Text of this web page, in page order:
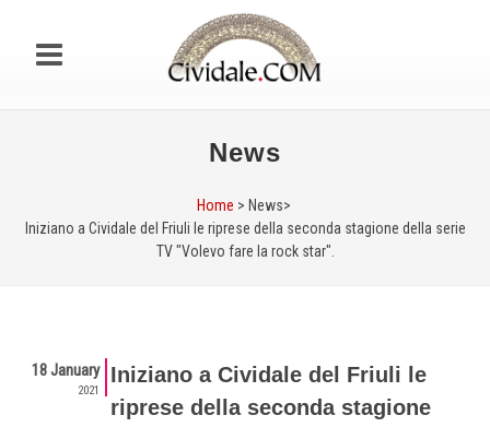
News
Home > News>
Iniziano a Cividale del Friuli le riprese della seconda stagione della serie
TV "Volevo fare la rock star".
18 January
2021
Iniziano a Cividale del Friuli le
riprese della seconda stagione